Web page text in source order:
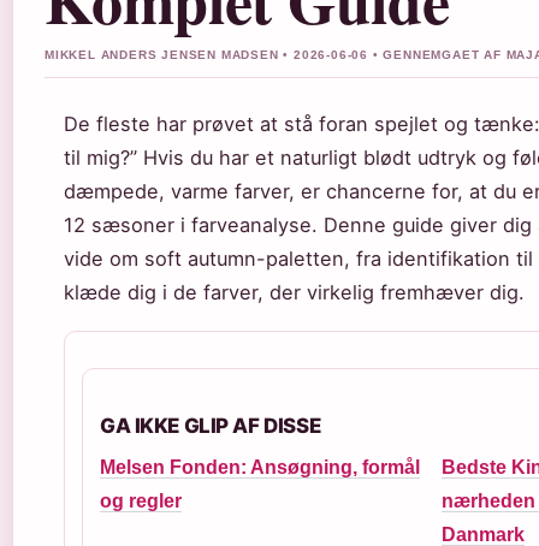
MIKKEL ANDERS JENSEN MADSEN • 2026-06-06 • GENNEMGAET AF
De fleste har prøvet at stå foran spejlet og
til mig?” Hvis du har et naturligt blødt udtryk og
dæmpede, varme farver, er chancerne for, at du
12 sæsoner i farveanalyse. Denne guide giver
vide om soft autumn-paletten, fra identifikation
klæde dig i de farver, der virkelig fremhæver dig.
GA IKKE GLIP AF DISSE
Melsen Fonden: Ansøgning, formål
og regler
Bedste
nærheden
Danmark